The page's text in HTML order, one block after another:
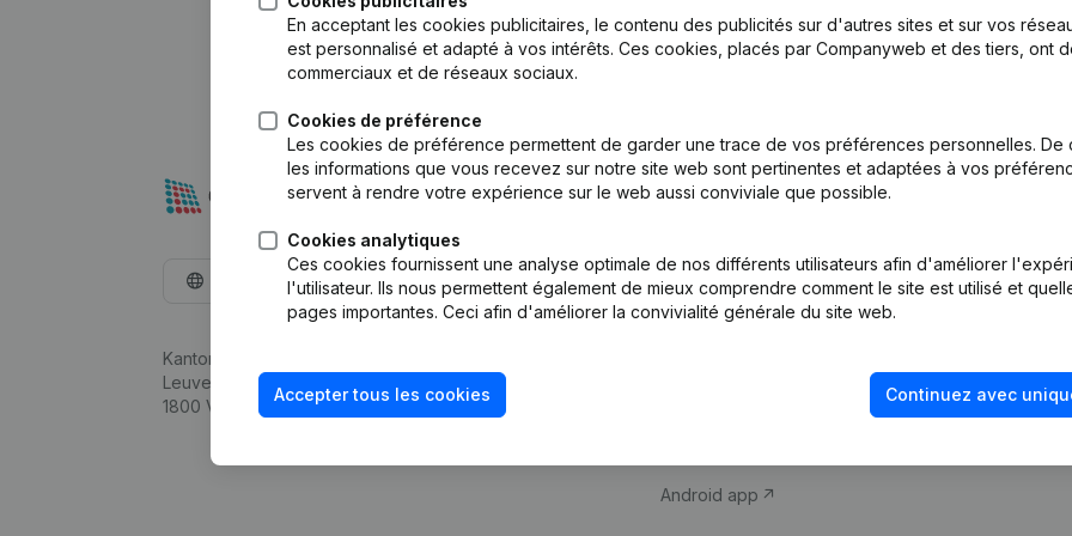
En acceptant les cookies publicitaires, le contenu des publicités sur d'autres sites et sur vos
est personnalisé et adapté à vos intérêts. Ces cookies, placés par Companyweb et des tiers, ont
commerciaux et de réseaux sociaux.
Cookies de préférence
Les cookies de préférence permettent de garder une trace de vos préférences personnelles. De
les informations que vous recevez sur notre site web sont pertinentes et adaptées à vos
servent à rendre votre expérience sur le web aussi conviviale que possible.
Cookies analytiques
Ces cookies fournissent une analyse optimale de nos différents utilisateurs afin d'améliorer
l'utilisateur. Ils nous permettent également de mieux comprendre comment le site est utilisé et
pages importantes. Ceci afin d'améliorer la convivialité générale du site web.
Accepter tous les cookies Continuez avec
Français
Kantorenpark Everest
Leuvensesteenweg 248D,
1800 Vilvoorde
Produit
d’entreprise
Monitoring
Android app
fraude
Consulter des
Vérification de la